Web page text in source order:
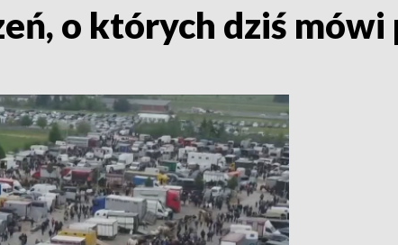
o których dziś